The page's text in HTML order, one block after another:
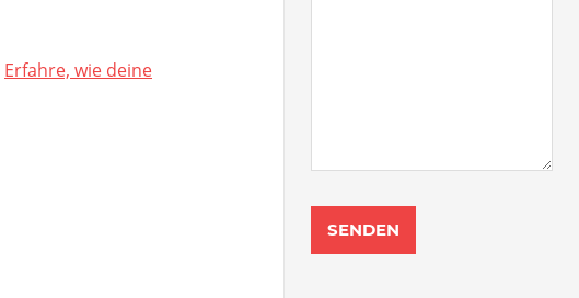
Erfahre, wie deine